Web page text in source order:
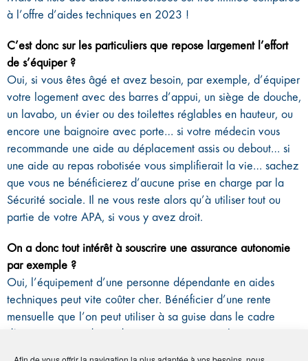
à l’offre d’aides techniques en 2023 !
C’est donc sur les particuliers que repose largement l’effort
de s’équiper ?
Oui, si vous êtes âgé et avez besoin, par exemple, d’équiper
votre logement avec des barres d’appui, un siège de douche,
un lavabo, un évier ou des toilettes réglables en hauteur, ou
encore une baignoire avec porte… si votre médecin vous
recommande une aide au déplacement assis ou debout… si
une aide au repas robotisée vous simplifierait la vie… sachez
que vous ne bénéficierez d’aucune prise en charge par la
Sécurité sociale. Il ne vous reste alors qu’à utiliser tout ou
partie de votre APA, si vous y avez droit.
On a donc tout intérêt à souscrire une assurance autonomie
par exemple ?
Oui, l’équipement d’une personne dépendante en aides
techniques peut vite coûter cher. Bénéficier d’une rente
mensuelle que l’on peut utiliser à sa guise dans le cadre
d’une assurance dépendance peut être très utile !